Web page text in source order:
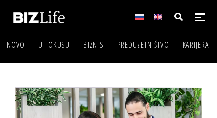
NOVO U FOKUSU BIZNIS PREDUZETNIŠTVO KARIJERA